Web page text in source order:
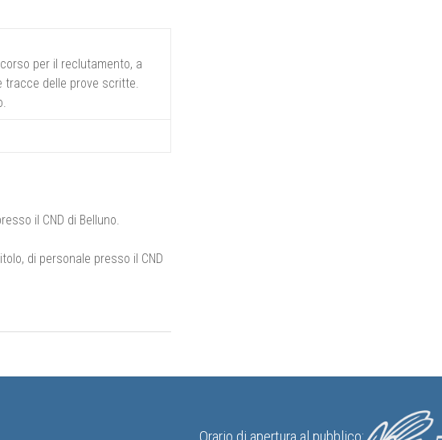
per il reclutamento, a
tracce delle prove scritte.
il CND di Belluno.
di personale presso il CND